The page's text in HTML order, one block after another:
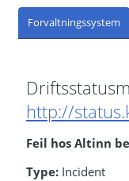
Forvaltningssystem
http://
Feil hos Altinn
Type: Incident